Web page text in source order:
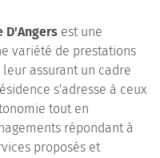
D'Angers est une
variété de prestations
leur assurant un cadre
s'adresse à ceux
tout en
répondant à
proposés et